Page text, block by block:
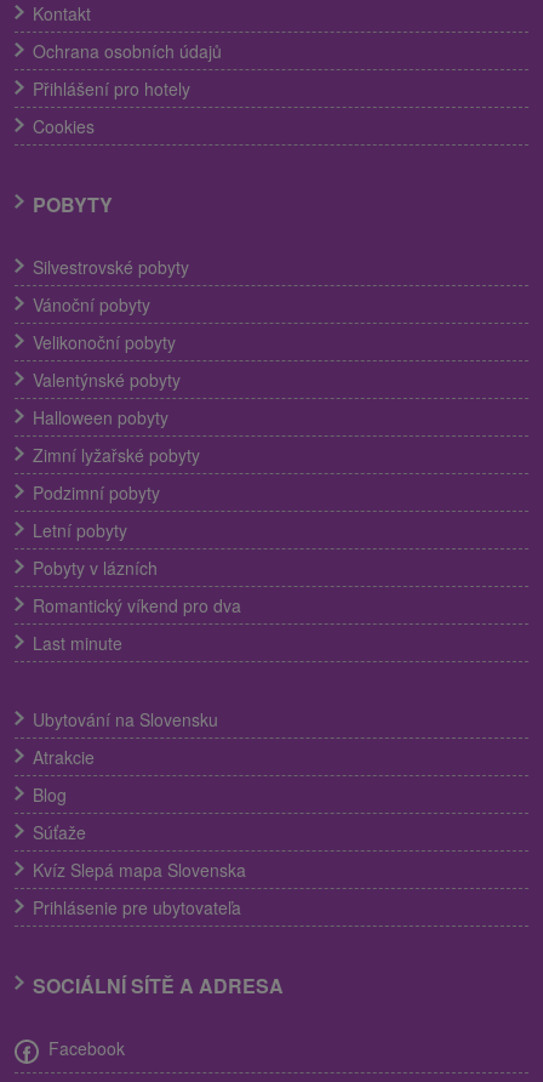
Kontakt
Ochrana osobních údajů
Přihlášení pro hotely
Cookies
POBYTY
Silvestrovské pobyty
Vánoční pobyty
Velikonoční pobyty
Valentýnské pobyty
Halloween pobyty
Zimní lyžařské pobyty
Podzimní pobyty
Letní pobyty
Pobyty v lázních
Romantický víkend pro dva
Last minute
Ubytování na Slovensku
Atrakcie
Blog
Súťaže
Kvíz Slepá mapa Slovenska
Prihlásenie pre ubytovateľa
SOCIÁLNÍ SÍTĚ A ADRESA
Facebook